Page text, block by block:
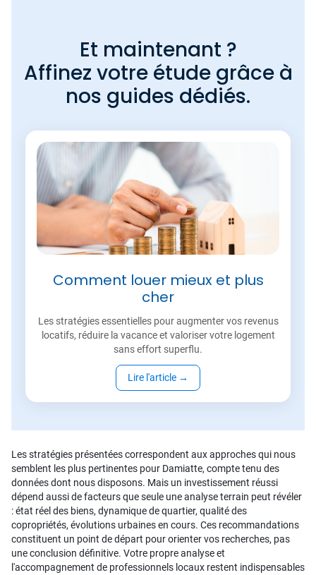
Et maintenant ?
Affinez votre étude grâce à
nos guides dédiés.
Comment louer mieux et plus
cher
Les stratégies essentielles pour augmenter vos revenus
locatifs, réduire la vacance et valoriser votre logement
sans effort superflu.
Lire l'article →
Les stratégies présentées correspondent aux approches qui nous
semblent les plus pertinentes pour Damiatte, compte tenu des
données dont nous disposons. Mais un investissement réussi
dépend aussi de facteurs que seule une analyse terrain peut révéler
: état réel des biens, dynamique de quartier, qualité des
copropriétés, évolutions urbaines en cours. Ces recommandations
constituent un point de départ pour orienter vos recherches, pas
une conclusion définitive. Votre propre analyse et
l'accompagnement de professionnels locaux restent indispensables